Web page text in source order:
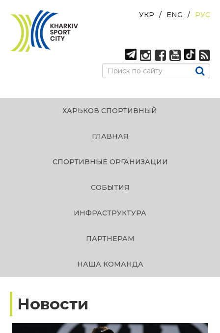
РУС
ENG
УКР
ХАРЬКОВ СПОРТИВНЫЙ
ГЛАВНАЯ
СПОРТИВНЫЕ ОРГАНИЗАЦИИ
СОБЫТИЯ
ИНФРАСТРУКТУРА
ПАРТНЕРАМ
НАША КОМАНДА
Новости